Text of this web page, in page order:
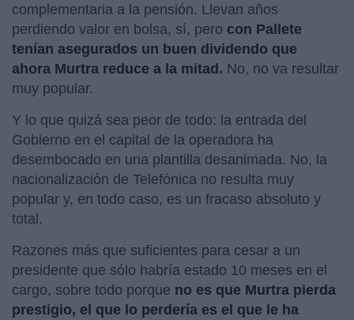
complementaria a la pensión. Llevan años
perdiendo valor en bolsa, sí, pero con Pallete
tenían asegurados un buen dividendo que
ahora Murtra reduce a la mitad. No, no va resultar
muy popular.
Y lo que quizá sea peor de todo: la entrada del
Gobierno en el capital de la operadora ha
desembocado en una plantilla desanimada. No, la
nacionalización de Telefónica no resulta muy
popular y, en todo caso, es un fracaso absoluto y
total.
Razones más que suficientes para cesar a un
presidente que sólo habría estado 10 meses en el
cargo, sobre todo porque no es que Murtra pierda
prestigio, el que lo perdería es el que le ha